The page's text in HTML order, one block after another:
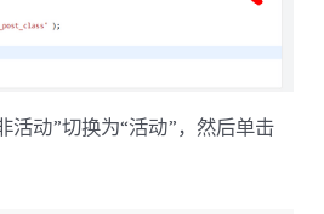
活动”切换为“活动”，然后单击